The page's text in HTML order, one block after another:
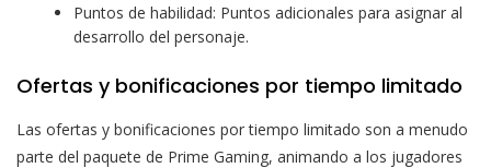
Puntos de habilidad: Puntos adicionales para asignar al
desarrollo del personaje.
Ofertas y bonificaciones por tiempo limitado
Las ofertas y bonificaciones por tiempo limitado son a menudo
parte del paquete de Prime Gaming, animando a los jugadores